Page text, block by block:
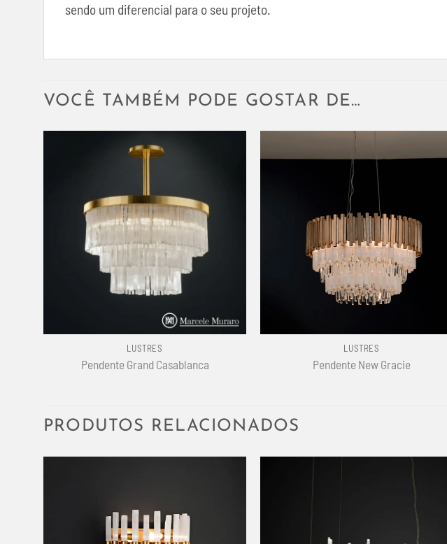
sendo um diferencial para o seu projeto.
VOCÊ TAMBÉM PODE GOSTAR DE…
LUSTRES
Pendente Grand Casablanca
LUSTRES
Pendente New Gracie
PRODUTOS RELACIONADOS